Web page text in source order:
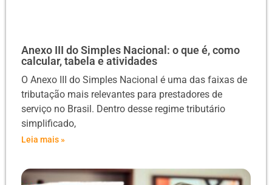
Anexo III do Simples Nacional: o que é, como
calcular, tabela e atividades
O Anexo III do Simples Nacional é uma das faixas de
tributação mais relevantes para prestadores de
serviço no Brasil. Dentro desse regime tributário
simplificado,
Leia mais »